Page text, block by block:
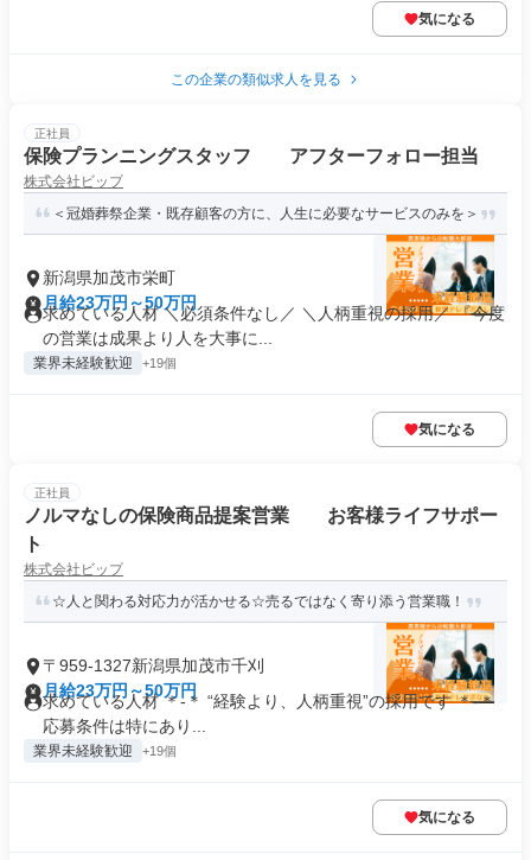
気になる
この企業の類似求人を見る
正社員
保険プランニングスタッフ アフターフォロー担当
株式会社ビップ
＜冠婚葬祭企業・既存顧客の方に、人生に必要なサービスのみを＞
新潟県加茂市栄町
月給23万円～50万円
求めている人材 ＼必須条件なし／ ＼人柄重視の採用／ 『今度
の営業は成果より人を大事に...
業界未経験歓迎 +19個
気になる
正社員
ノルマなしの保険商品提案営業 お客様ライフサポー
ト
株式会社ビップ
☆人と関わる対応力が活かせる☆売るではなく寄り添う営業職！
〒959-1327新潟県加茂市千刈
月給23万円～50万円
求めている人材 ＊-＊ “経験より、人柄重視”の採用です ＊-＊
応募条件は特にあり...
業界未経験歓迎 +19個
気になる